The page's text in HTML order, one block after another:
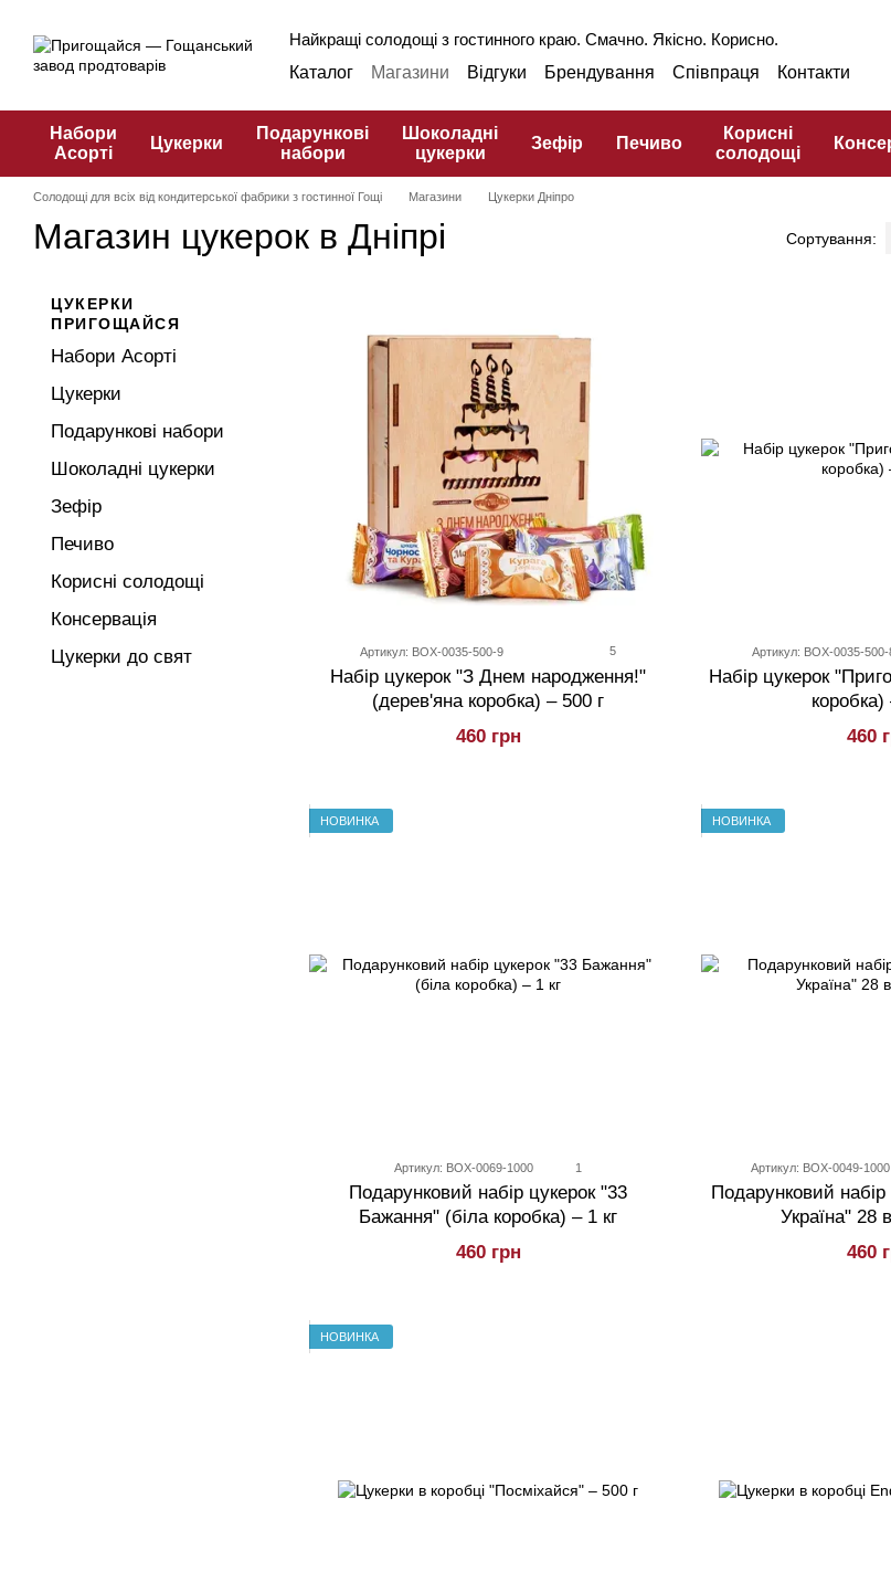
Найкращі солодощі з гостинного краю. Смачно. Якісно. Корисно.
Каталог
Магазини Відгуки Брендування Співпраця
Контакти
Публічна оферта
Кулінарний словник
Набори
Асорті
Цукерки
Подарункові
набори
Шоколадні
цукерки
Зефір Печиво
Корисні
солодощі
Солодощі для всіх від кондитерської фабрики з гостинної Гощі Магазини Цукерки Дніпро
Магазин цукерок в Дніпрі Сортування:
Артикул: BOX-0035-500-9 5
Набір цукерок "З Днем народження!"
(дерев'яна коробка) – 500 г
460 грн
Артикул: BOX-0035-500-
Набір цукерок
коробка)
460
НОВИНКА
Артикул: BOX-0069-1000 1
Подарунковий набір цукерок "33
Бажання" (біла коробка) – 1 кг
460 грн
НОВИНКА
Артикул: BOX-0049-1000
Подарунковий
Україна" 28
460
НОВИНКА
ЦУКЕРКИ
ПРИГОЩАЙСЯ
Набори Асорті
Цукерки
Подарункові набори
Шоколадні цукерки
Зефір
Печиво
Корисні солодощі
Консервація
Цукерки до свят